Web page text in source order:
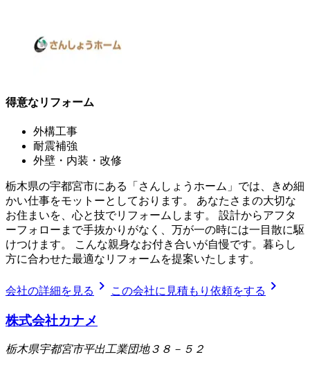
得意なリフォーム
外構工事
耐震補強
外壁・内装・改修
栃木県の宇都宮市にある「さんしょうホーム」では、きめ細
かい仕事をモットーとしております。 あなたさまの大切な
お住まいを、心と技でリフォームします。 設計からアフタ
ーフォローまで手抜かりがなく、万が一の時には一目散に駆
けつけます。 こんな親身なお付き合いが自慢です。暮らし
方に合わせた最適なリフォームを提案いたします。
会社の詳細を見る chevron_right この会社に見積もり依頼をする chevron_right
株式会社カナメ
栃木県宇都宮市平出工業団地３８－５２